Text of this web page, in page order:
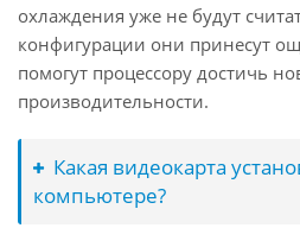
охлаждения уже не будут
конфигурации они принесут
помогут процессору достичь
производительности.
Какая видеокарта
компьютере?